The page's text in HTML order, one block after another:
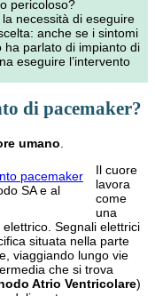
pericoloso?
necessità di eseguire
anche se i sintomi
ha parlato di impianto di
eseguire l’intervento
di pacemaker?
umano
SA e al
Il cuore
lavora
come
una
Segnali elettrici
situata nella parte
viaggiando lungo vie
che si trova
Atrio Ventricolare)